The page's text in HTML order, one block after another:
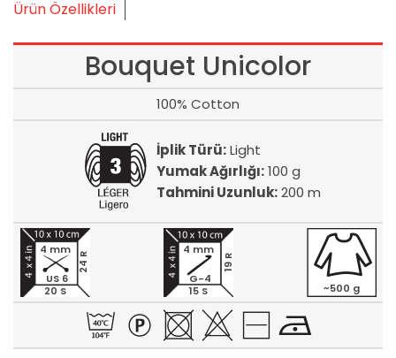
Ürün Özellikleri
Bouquet Unicolor
100% Cotton
İplik Türü:Light
Yumak Ağırlığı:100 g
Tahmini Uzunluk:200 m
20 S
24 R
4 mm
US 6
15 S
19 R
4 mm
G-4
~500 g